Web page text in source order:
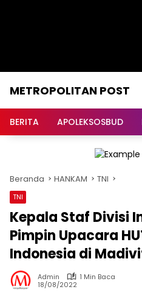
METROPOLITAN POST
BERITA APOLEKSOSBUD
Beranda HANKAM TNI
TNI
Kepala Staf Divisi
Pimpin Upacara
Indonesia di
Admin
1 Min Baca
18/08/2022